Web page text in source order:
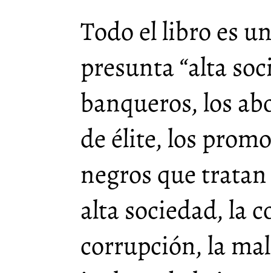
Todo el libro es
presunta “alta
banqueros, los
de élite, los
negros que
alta sociedad, la
corrupción, la